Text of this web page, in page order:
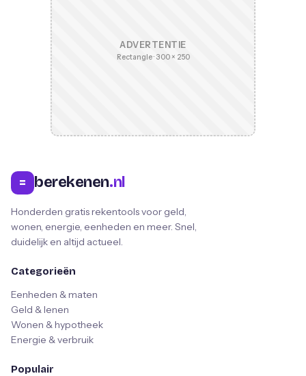
ADVERTENTIE
Rectangle · 300 × 250
= berekenen.nl
Honderden gratis rekentools voor geld,
wonen, energie, eenheden en meer. Snel,
duidelijk en altijd actueel.
Categorieën
Eenheden & maten
Geld & lenen
Wonen & hypotheek
Energie & verbruik
Populair